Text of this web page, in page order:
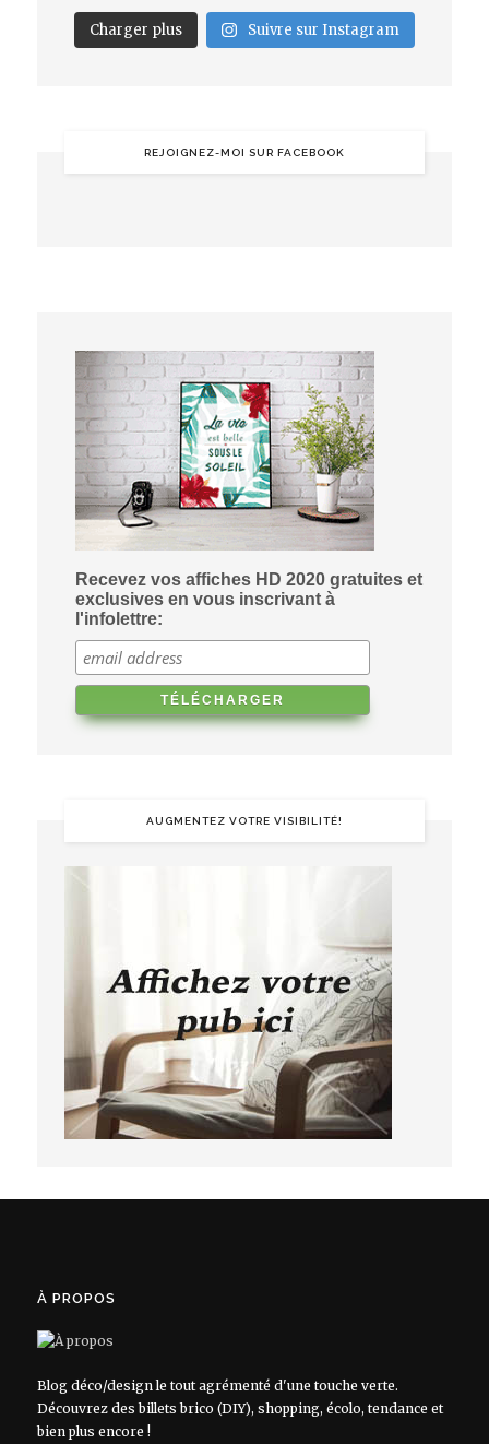
Charger plus Suivre sur Instagram
REJOIGNEZ-MOI SUR FACEBOOK
Recevez vos affiches HD 2020 gratuites et
exclusives en vous inscrivant à
l'infolettre:
AUGMENTEZ VOTRE VISIBILITÉ!
À PROPOS
Blog déco/design le tout agrémenté d'une touche verte.
Découvrez des billets brico (DIY), shopping, écolo, tendance et
bien plus encore !